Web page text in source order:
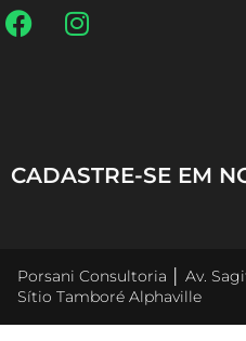
CADASTRE-SE EM
Porsani Consultoria │ Av.
Sítio Tamboré Alphaville